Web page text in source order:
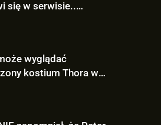
się w serwisie..
wyglądać
kostium Thora w
DOOMSDAY”!